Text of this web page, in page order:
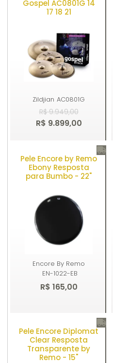
Gospel AC0801G 14
17 18 21
Zildjian AC0801G
R$ 9.949,00
R$ 9.899,00
Comprar
Pele Encore by Remo
Ebony Resposta
para Bumbo - 22"
Encore By Remo
EN-1022-EB
R$ 165,00
Comprar
Pele Encore Diplomat
Clear Resposta
Transparente by
Remo - 15"